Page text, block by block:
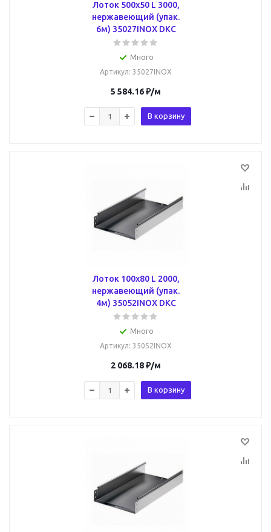
Лоток 500х50 L 3000,
нержавеющий (упак.
6м) 35027INOX DKC
Много
Артикул: 35027INOX
5 584.16₽/м
В корзину
Лоток 100х80 L 2000,
нержавеющий (упак.
4м) 35052INOX DKC
Много
Артикул: 35052INOX
2 068.18₽/м
В корзину